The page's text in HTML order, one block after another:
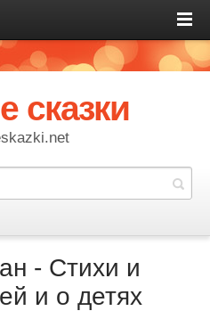
сказки
- Стихи и
и о детях